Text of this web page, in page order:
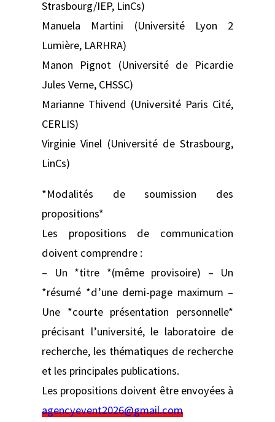
Strasbourg/IEP, LinCs)
Manuela Martini (Université Lyon 2
Lumière, LARHRA)
Manon Pignot (Université de Picardie
Jules Verne, CHSSC)
Marianne Thivend (Université Paris Cité,
CERLIS)
Virginie Vinel (Université de Strasbourg,
LinCs)
*Modalités de soumission des
propositions*
Les propositions de communication
doivent comprendre :
– Un *titre *(même provisoire) – Un
*résumé *d’une demi-page maximum –
Une *courte présentation personnelle*
précisant l’université, le laboratoire de
recherche, les thématiques de recherche
et les principales publications.
Les propositions doivent être envoyées à
agencyevent2026@gmail.com